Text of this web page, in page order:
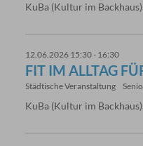
KuBa (Kultur im
12.06.2026 15:30 - 16:30
FIT IM ALLTAG
Städtische Veranstaltung
KuBa (Kultur im